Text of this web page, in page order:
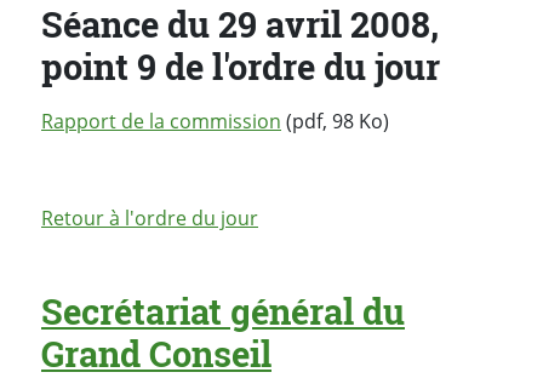
Séance du 29 avril 2008,
point 9 de l'ordre du jour
Rapport de la commission (pdf, 98 Ko)
Retour à l'ordre du jour
Secrétariat général du
Grand Conseil